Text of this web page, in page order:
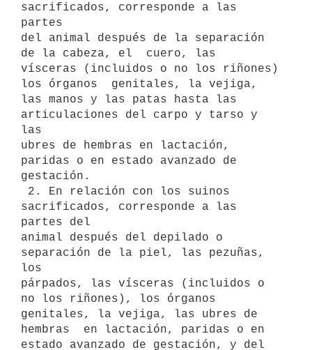
sacrificados, corresponde a las
partes
del animal después de la separación
de la cabeza, el  cuero, las
vísceras (incluidos o no los riñones)
los órganos  genitales, la vejiga,
las manos y las patas hasta las
articulaciones del carpo y tarso y
las
ubres de hembras en lactación,
paridas o en estado avanzado de
gestación.
sacrificados, corresponde a las
partes del
animal después del depilado o
separación de la piel, las pezuñas,
los
párpados, las vísceras (incluidos o
no los riñones), los órganos
genitales, la vejiga, las ubres de
hembras  en lactación, paridas o en
estado avanzado de gestación, y del